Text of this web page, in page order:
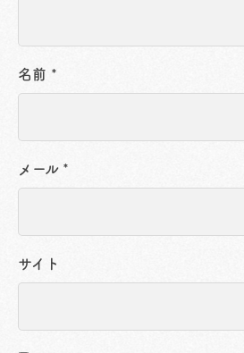
名前 *
メール *
サイト